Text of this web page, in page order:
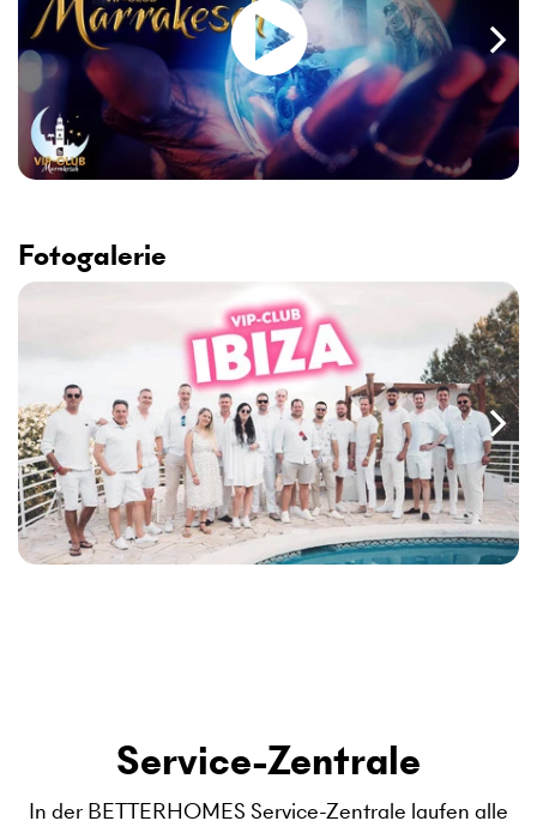
Fotogalerie
Service-Zentrale
In der BETTERHOMES Service-Zentrale laufen alle